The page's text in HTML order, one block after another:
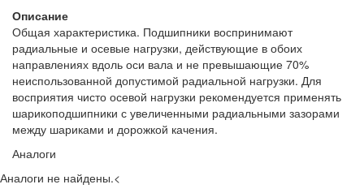
Описание
Общая характеристика. Подшипники воспринимают
радиальные и осевые нагрузки, действующие в обоих
направлениях вдоль оси вала и не превышающие 70%
неиспользованной допустимой радиальной нагрузки. Для
восприятия чисто осевой нагрузки рекомендуется применять
шарикоподшипники с увеличенными радиальными зазорами
между шариками и дорожкой качения.
Аналоги
Аналоги не найдены.<